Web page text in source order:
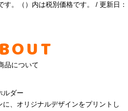
す。（）内は税別価格です。 / 更新日：
品について
ルダー
、オリジナルデザインをプリントし